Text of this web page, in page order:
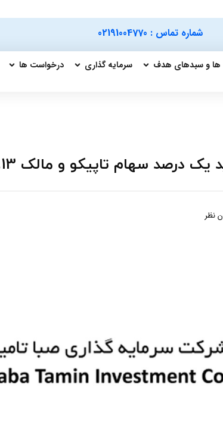
شماره تماس : 02191004770
و سبدهای هدف سرمایه گذاری درخواست ها
سهام تاپیکو و مالک 9.13 درصدی
نظر